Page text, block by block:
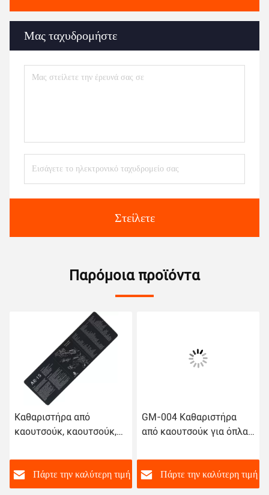
Μας ταχυδρομήστε
Στείλετε
Παρόμοια προϊόντα
Καθαριστήρα από
καουτσούκ, καουτσούκ,
καουτσούκ, καουτσούκ,
καουτσούκ, καουτσούκ.
Πάρτε την καλύτερη τιμή
GM-004 Καθαριστήρα
από καουτσούκ για όπλα
P238/938, 11 X 17 πάχος
Πάρτε την καλύτερη τιμή